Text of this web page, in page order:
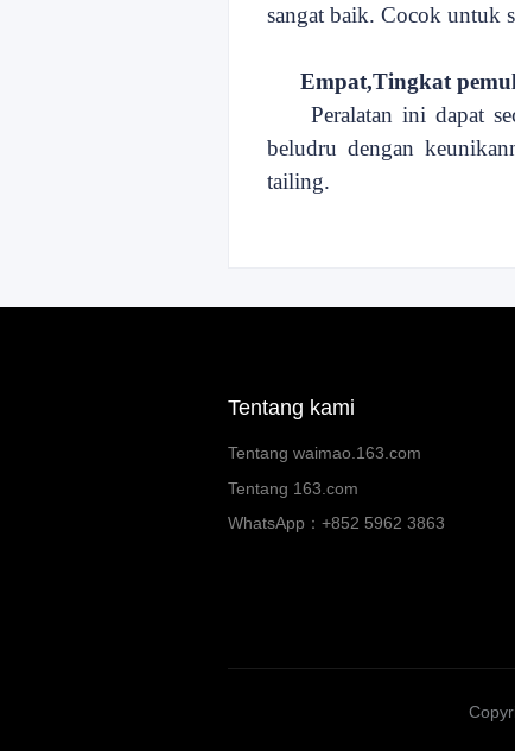
sangat baik. Cocok untuk
Empat,Tingkat
Peralatan ini dapat
beludru dengan
tailing.
Tentang kami
Tentang waimao.163.com
Tentang 163.com
WhatsApp：+852 5962 3863